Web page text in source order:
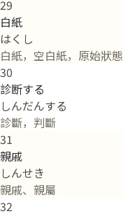
29
白紙
はくし
白紙，空白紙，原始狀態
30
診断する
しんだんする
診斷，判斷
31
親戚
しんせき
親戚、親屬
32